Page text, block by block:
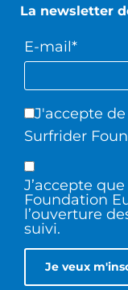
La newsletter
E-mail*
J'accepte
Surfrider
J’accepte
Foundation
l’ouverture
suivi.